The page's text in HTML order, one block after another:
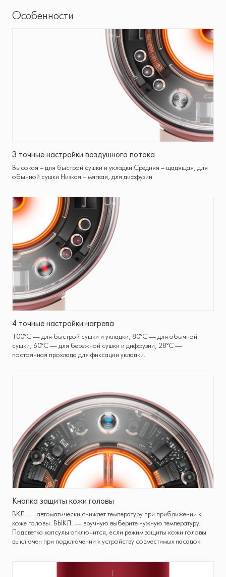
Особенности
3 точные настройки воздушного потока
Высокая – для быстрой сушки и укладки Средняя – щадящая, для
обычной сушки Низкая – мягкая, для диффузии
4 точные настройки нагрева
100°C — для быстрой сушки и укладки, 80°C — для обычной
сушки, 60°C — для бережной сушки и диффузии, 28°C —
постоянная прохлада для фиксации укладки.
Кнопка защиты кожи головы
ВКЛ. — автоматически снижает температуру при приближении к
коже головы. ВЫКЛ. — вручную выберите нужную температуру.
Подсветка капсулы отключится, если режим защиты кожи головы
выключен при подключении к устройству совместимых насадок